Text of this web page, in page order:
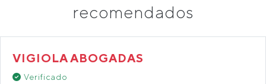
recomendados
VIGIOLA ABOGADAS
Verificado